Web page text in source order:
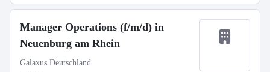
Manager Operations (f/m/d) in
Neuenburg am Rhein
Galaxus Deutschland